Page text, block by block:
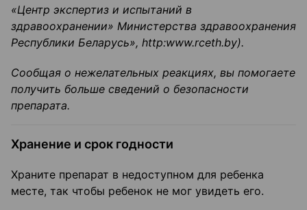
«Центр экспертиз и испытаний в
здравоохранении» Министерства здравоохранения
Республики Беларусь», http:www.rceth.by).
Сообщая о нежелательных реакциях, вы помогаете
получить больше сведений о безопасности
препарата.
Хранение и срок годности
Храните препарат в недоступном для ребенка
месте, так чтобы ребенок не мог увидеть его.